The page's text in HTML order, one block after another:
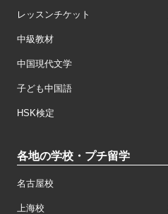
レッスンチケット
中級教材
中国現代文学
子ども中国語
HSK検定
各地の学校・プチ留学
名古屋校
上海校